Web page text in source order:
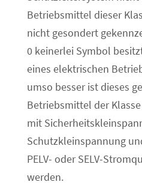
Betriebsmittel dieser
nicht gesondert
0 keinerlei Symbol
eines elektrischen
umso besser ist dieses
Betriebsmittel der
mit
Schutzkleinspannung
PELV- oder SELV-
werden.